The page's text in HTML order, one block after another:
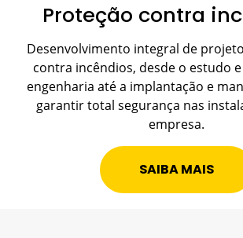
Proteção contra
Desenvolvimento integral de
contra incêndios, desde o estudo
engenharia até a implantação e
garantir total segurança nas
empresa.
SAIBA MAIS